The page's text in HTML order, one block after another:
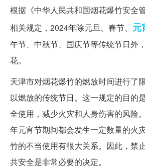
根据《中华人民共和国烟花爆竹安全
相关规定，2024年除元旦、春节、 元
午节、中秋节、国庆节等传统节日外
花。
天津市对烟花爆竹的燃放时间进行了
以燃放的传统节日。这一规定的目的
全使用，减少火灾和人身伤害的风险
年元宵节期间都会发生一定数量的火
竹的不当使用有很大关系。因此，禁
共安全是非常必要的决定。